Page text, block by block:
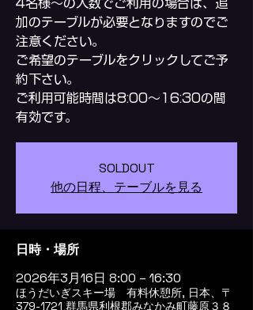
4名様～の人数でご利用の場合は、追
加のテーブルが必要となりますのでご
注意ください。
ご希望のテーブルをクリックしてご予
約下さい。
ご利用可能時間は8:00～16:30の間
SOLDOUT
他の日程、テーブルを見る
日時・場所
2026年3月16日 8:00 – 16:30
ほうだいぎスキー場 有料休憩所, 日本、〒
379-1721 群馬県利根郡みなかみ町藤原３８